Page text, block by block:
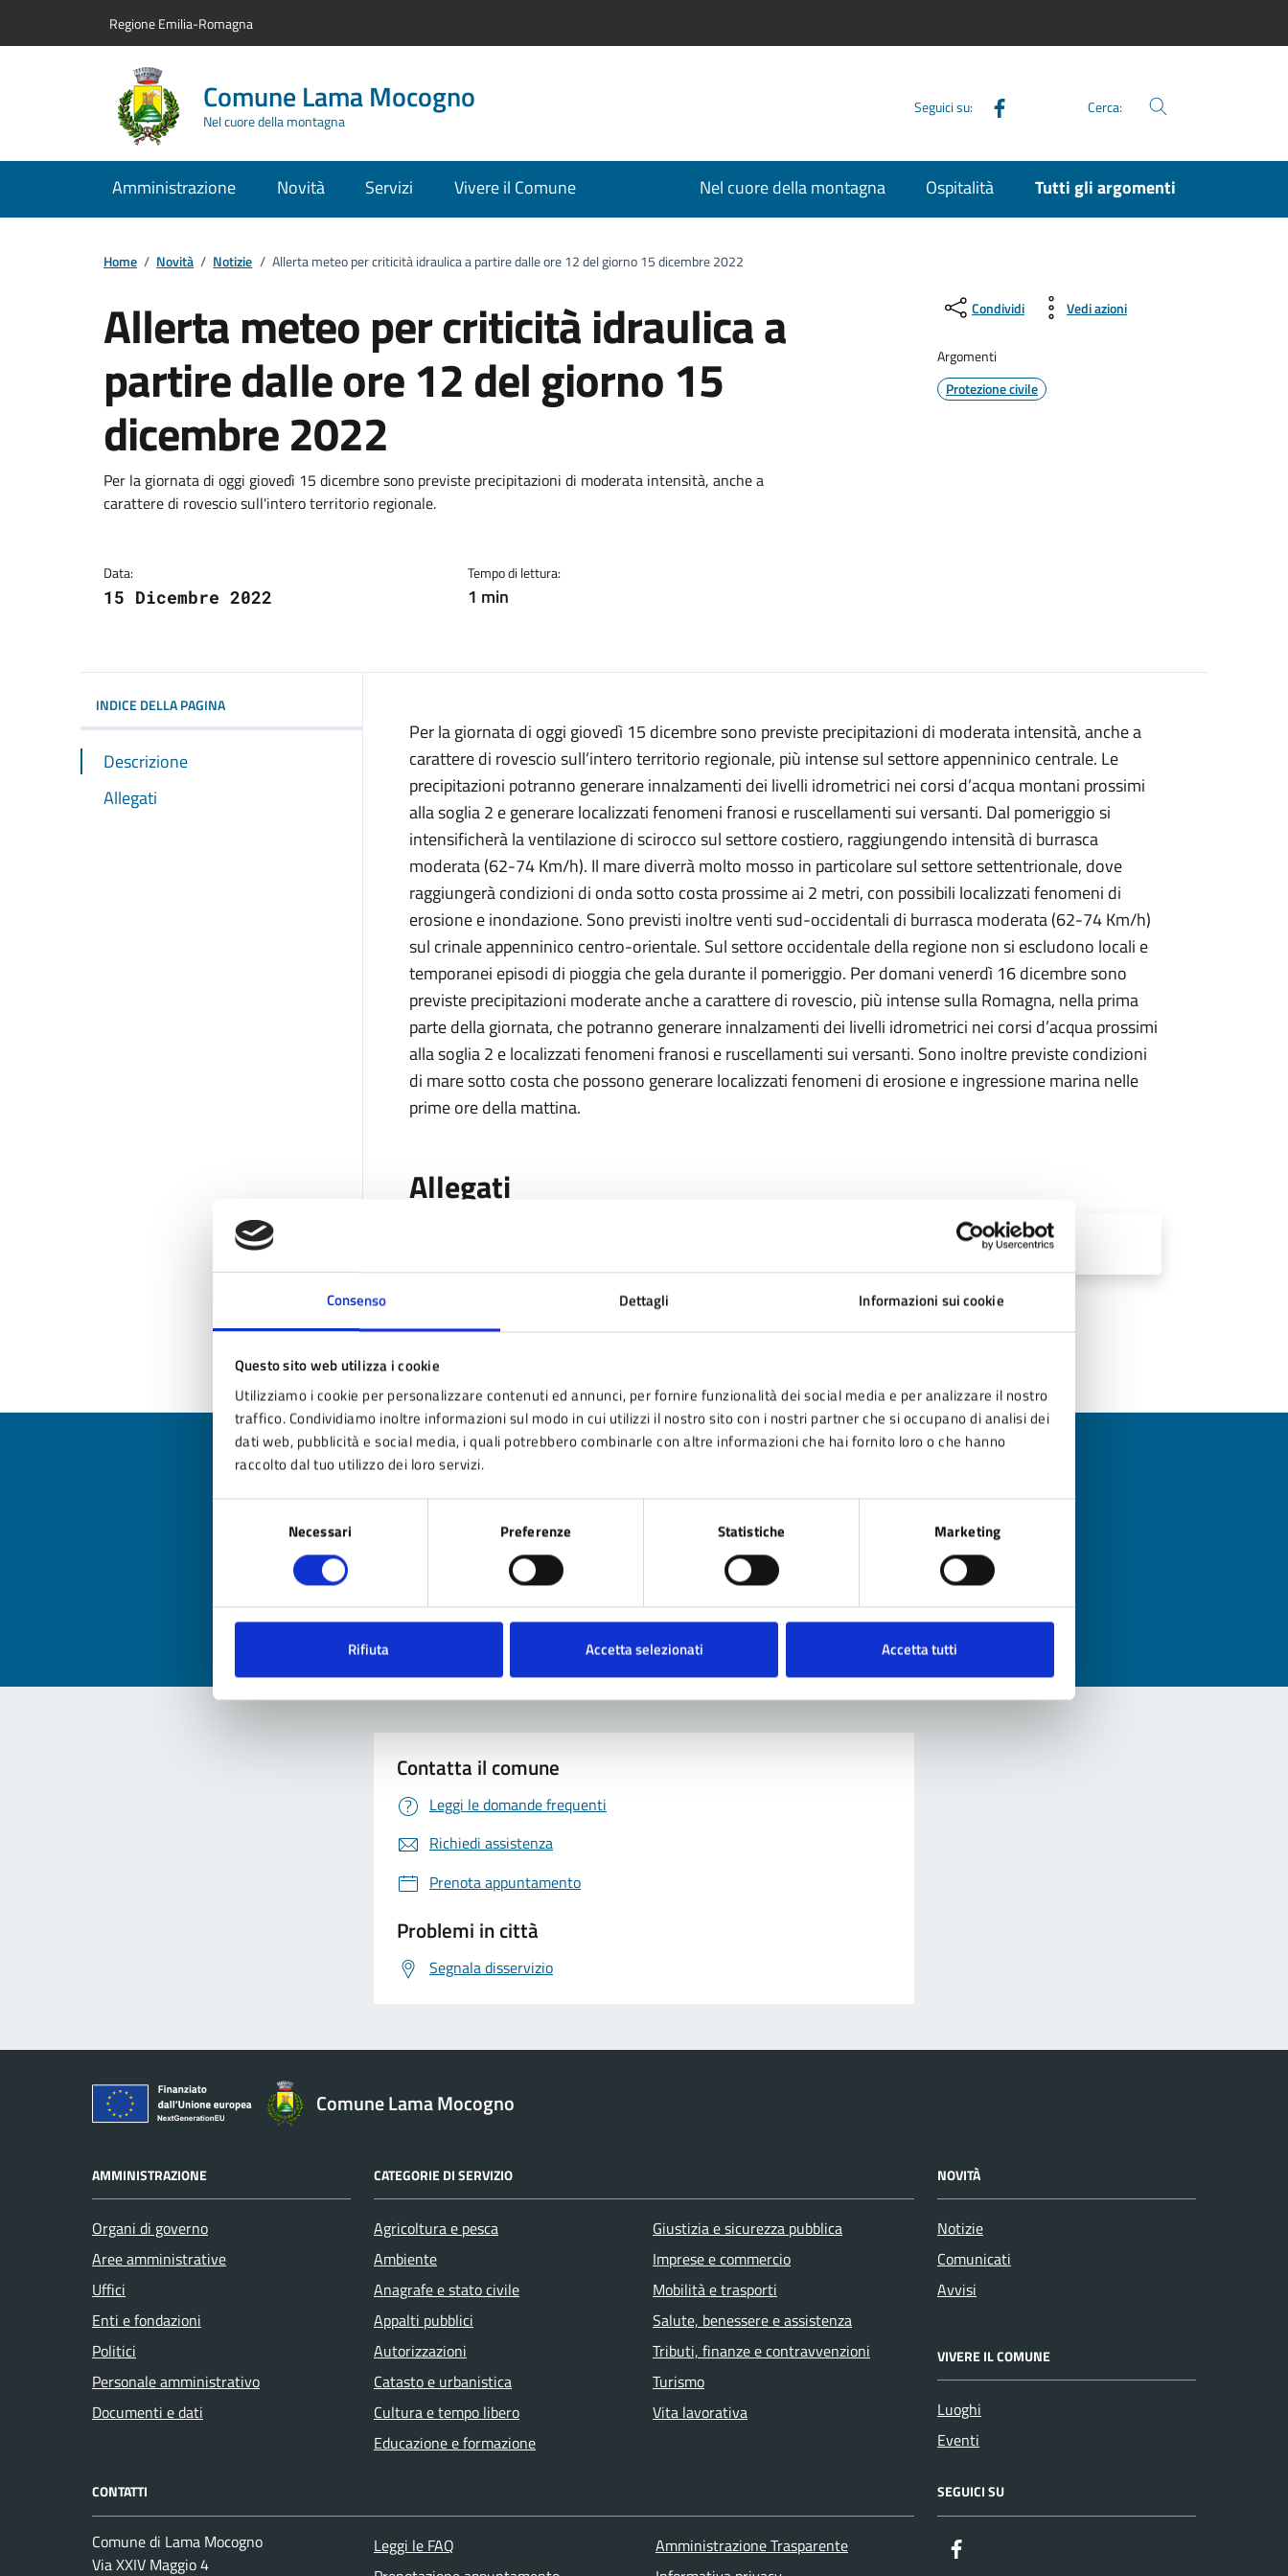
Consenso Dettagli Informazioni sui cookie
Questo sito web utilizza i cookie
Utilizziamo i cookie per personalizzare contenuti ed annunci, per fornire funzionalità dei social media e per analizzare il nostro
traffico. Condividiamo inoltre informazioni sul modo in cui utilizzi il nostro sito con i nostri partner che si occupano di analisi dei
dati web, pubblicità e social media, i quali potrebbero combinarle con altre informazioni che hai fornito loro o che hanno
raccolto dal tuo utilizzo dei loro servizi.
Necessari Preferenze Statistiche Marketing
Rifiuta Accetta selezionati Accetta tutti
Regione Emilia-Romagna
Comune Lama Mocogno
Nel cuore della montagna
Seguici su: Cerca:
Amministrazione Novità Servizi Vivere il Comune Nel cuore della montagna Ospitalità Tutti gli argomenti
Home / Novità / Notizie / Allerta meteo per criticità idraulica a partire dalle ore 12 del giorno 15 dicembre 2022
Allerta meteo per criticità idraulica a
partire dalle ore 12 del giorno 15
dicembre 2022
Dettagli della notizia:
Per la giornata di oggi giovedì 15 dicembre sono previste precipitazioni di moderata intensità, anche a
carattere di rovescio sull'intero territorio regionale.
Data:
15 Dicembre 2022
Tempo di lettura:
1 min
Condividi Vedi azioni
Argomenti
Protezione civile
INDICE DELLA PAGINA
Descrizione
Allegati
Per la giornata di oggi giovedì 15 dicembre sono previste precipitazioni di moderata intensità, anche a
carattere di rovescio sull’intero territorio regionale, più intense sul settore appenninico centrale. Le
precipitazioni potranno generare innalzamenti dei livelli idrometrici nei corsi d’acqua montani prossimi
alla soglia 2 e generare localizzati fenomeni franosi e ruscellamenti sui versanti. Dal pomeriggio si
intensificherà la ventilazione di scirocco sul settore costiero, raggiungendo intensità di burrasca
moderata (62-74 Km/h). Il mare diverrà molto mosso in particolare sul settore settentrionale, dove
raggiungerà condizioni di onda sotto costa prossime ai 2 metri, con possibili localizzati fenomeni di
erosione e inondazione. Sono previsti inoltre venti sud-occidentali di burrasca moderata (62-74 Km/h)
sul crinale appenninico centro-orientale. Sul settore occidentale della regione non si escludono locali e
temporanei episodi di pioggia che gela durante il pomeriggio. Per domani venerdì 16 dicembre sono
previste precipitazioni moderate anche a carattere di rovescio, più intense sulla Romagna, nella prima
parte della giornata, che potranno generare innalzamenti dei livelli idrometrici nei corsi d’acqua prossimi
alla soglia 2 e localizzati fenomeni franosi e ruscellamenti sui versanti. Sono inoltre previste condizioni
di mare sotto costa che possono generare localizzati fenomeni di erosione e ingressione marina nelle
prime ore della mattina.
Allegati
Quanto sono chiare le informazioni su questa pagina?
Valuta da 1 a 5 stelle la pagina
Valuta 5 stelle su 5
Valuta 4 stelle su 5
Valuta 3 stelle su 5
Valuta 2 stelle su 5
Valuta 1 stelle su 5
Contatta il comune
Leggi le domande frequenti
Richiedi assistenza
Prenota appuntamento
Problemi in città
Segnala disservizio
Comune Lama Mocogno
AMMINISTRAZIONE
Organi di governo
Aree amministrative
Uffici
Enti e fondazioni
Politici
Personale amministrativo
Documenti e dati
CATEGORIE DI SERVIZIO
Agricoltura e pesca
Ambiente
Anagrafe e stato civile
Appalti pubblici
Autorizzazioni
Catasto e urbanistica
Cultura e tempo libero
Educazione e formazione
Giustizia e sicurezza pubblica
Imprese e commercio
Mobilità e trasporti
Salute, benessere e assistenza
Tributi, finanze e contravvenzioni
Turismo
Vita lavorativa
NOVITÀ
Notizie
Comunicati
Avvisi
VIVERE IL COMUNE
Luoghi
Eventi
CONTATTI
Comune di Lama Mocogno
Via XXIV Maggio 4
Leggi le FAQ
Amministrazione Trasparente
SEGUICI SU